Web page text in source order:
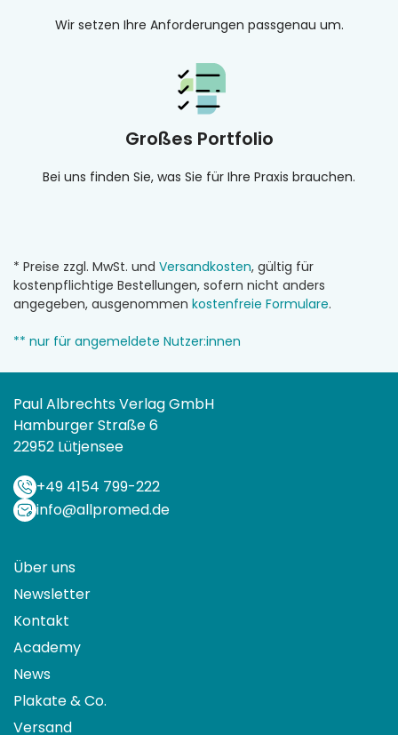
Wir setzen Ihre Anforderungen passgenau um.
Großes Portfolio
Bei uns finden Sie, was Sie für Ihre Praxis brauchen.
* Preise zzgl. MwSt. und Versandkosten, gültig für
kostenpflichtige Bestellungen, sofern nicht anders
angegeben, ausgenommen kostenfreie Formulare.
** nur für angemeldete Nutzer:innen
Paul Albrechts Verlag GmbH
Hamburger Straße 6
22952 Lütjensee
+49 4154 799-222
info@allpromed.de
Über uns
Newsletter
Kontakt
Academy
News
Plakate & Co.
Versand